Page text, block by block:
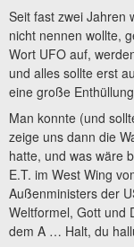
Seit fast zwei Jahren
nicht nennen wollte,
Wort UFO auf,
und alles sollte erst
eine große
Man konnte (und
zeige uns dann die
hatte, und was wäre
E.T. im West Wing
Außenministers der
Weltformel, Gott und
dem A … Halt, du